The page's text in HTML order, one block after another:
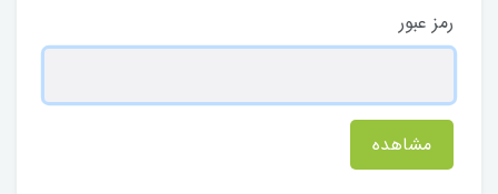
رمز عبور
مشاهده